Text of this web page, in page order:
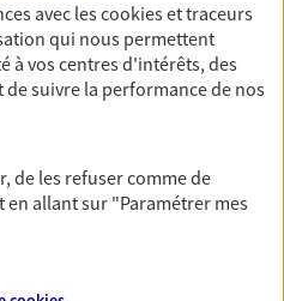
et protéger vos
aléas de la vie
sécurisez vos
en cas d'accident,
social et
avec lescookies et traceurs
qui nous permettent
à vos centres d'intérêts, des
suivre la performance de nos
de les refuser comme de
en allant sur "Paramétrer mes